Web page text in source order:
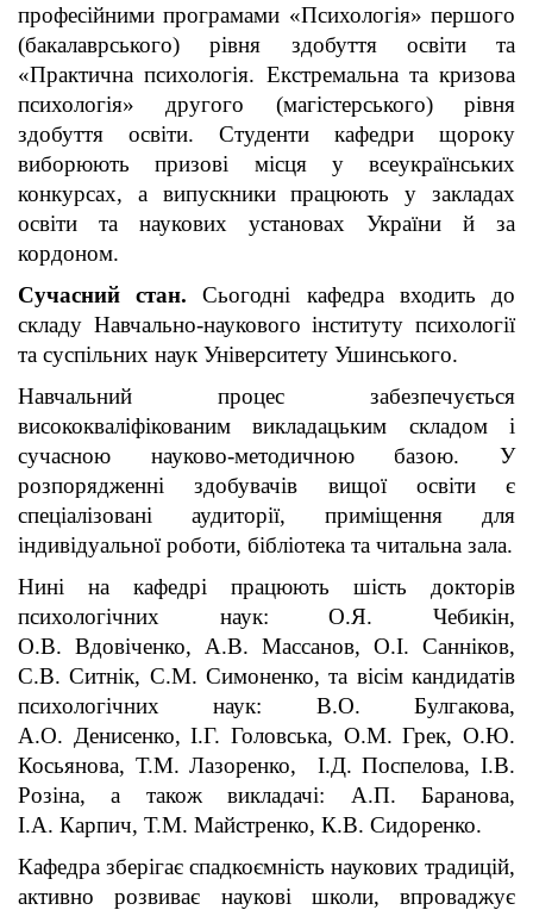
професійними програмами «Психологія» першого
(бакалаврського) рівня здобуття освіти та
«Практична психологія. Екстремальна та кризова
психологія» другого (магістерського) рівня
здобуття освіти. Студенти кафедри щороку
виборюють призові місця у всеукраїнських
конкурсах, а випускники працюють у закладах
освіти та наукових установах України й за
кордоном.
Сучасний стан.Сьогодні кафедра входить до
складу Навчально-наукового інституту психології
та суспільних наук Університету Ушинського.
Навчальний процес забезпечується
висококваліфікованим викладацьким складом і
сучасною науково-методичною базою. У
розпорядженні здобувачів вищої освіти є
спеціалізовані аудиторії, приміщення для
індивідуальної роботи, бібліотека та читальна зала.
Нині на кафедрі працюють шість докторів
психологічних наук: О.Я. Чебикін,
О.В. Вдовіченко, А.В. Массанов, О.І. Санніков,
С.В. Ситнік, С.М. Симоненко, та вісім кандидатів
психологічних наук: В.О. Булгакова,
А.О. Денисенко, І.Г. Головська, О.М. Грек, О.Ю.
Косьянова, Т.М. Лазоренко, І.Д. Поспелова, І.В.
Розіна, а також викладачі: А.П. Баранова,
І.А. Карпич, Т.М. Майстренко, К.В. Сидоренко.
Кафедра зберігає спадкоємність наукових традицій,
активно розвиває наукові школи, впроваджує